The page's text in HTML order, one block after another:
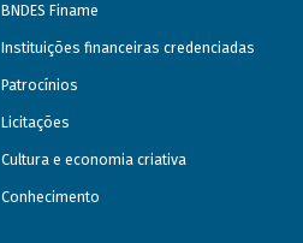
BNDES Finame
Instituições financeiras credenciadas
Patrocínios
Licitações
Cultura e economia criativa
Conhecimento